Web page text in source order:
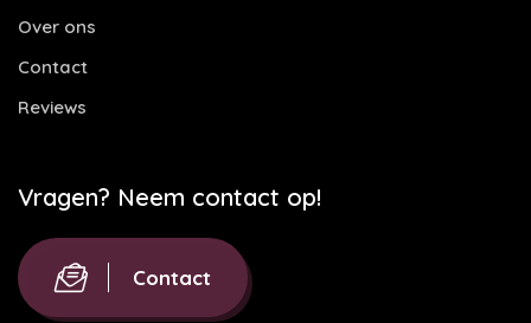
Over ons
Contact
Reviews
Vragen? Neem contact op!
Contact